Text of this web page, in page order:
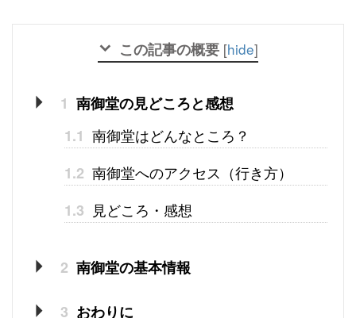
この記事の概要 [hide]
1 南御堂の見どころと感想
1.1 南御堂はどんなところ？
1.2 南御堂へのアクセス（行き方）
1.3 見どころ・感想
2 南御堂の基本情報
3 おわりに